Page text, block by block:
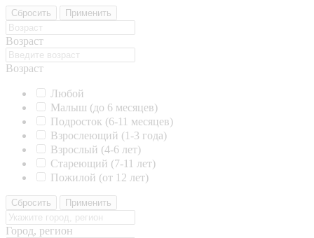
Сбросить Применить
Возраст
Возраст
Любой
Малыш (до 6 месяцев)
Подросток (6-11 месяцев)
Взрослеющий (1-3 года)
Взрослый (4-6 лет)
Стареющий (7-11 лет)
Пожилой (от 12 лет)
Сбросить Применить
Город, регион